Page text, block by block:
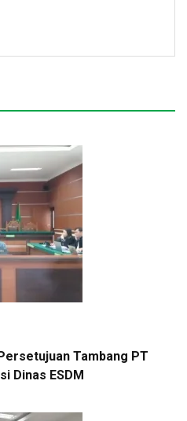
Tambang PT
Dinas ESDM